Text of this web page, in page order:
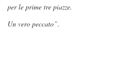
per le prime tre piazze.
Un vero peccato”.